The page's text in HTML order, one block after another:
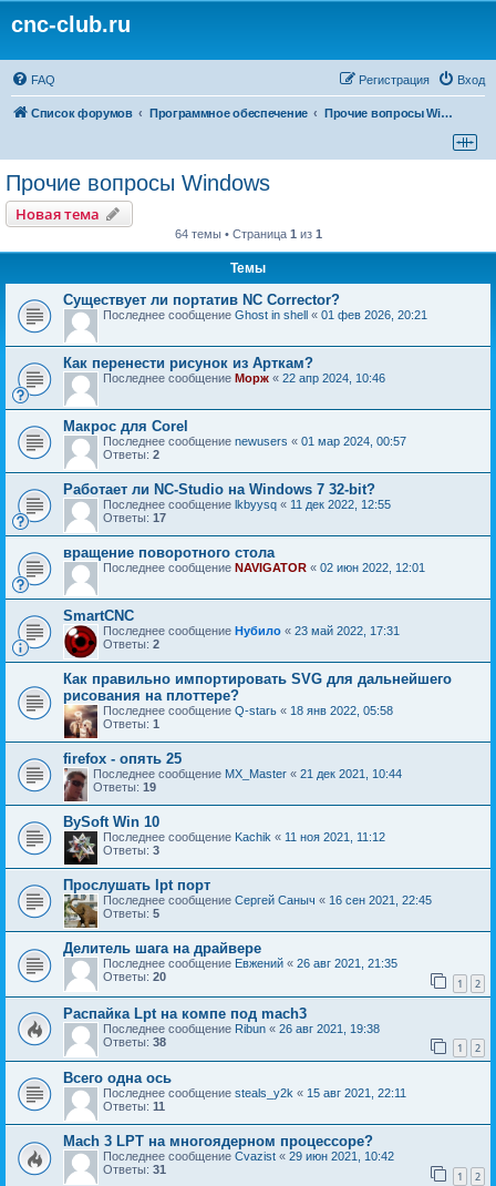
cnc-club.ru
FAQ Вход
Регистрация
Список форумов Программное обеспечение Прочие вопросы Windows
Прочие вопросы Windows
Новая тема
64 темы • Страница 1 из 1
Темы
Существует ли портатив NC Corrector?
Последнее сообщение Ghost in shell « 01 фев 2026, 20:21
Как перенести рисунок из Арткам?
Последнее сообщение Морж « 22 апр 2024, 10:46
Макрос для Corel
Последнее сообщение newusers « 01 мар 2024, 00:57
Ответы: 2
Работает ли NC-Studio на Windows 7 32-bit?
Последнее сообщение lkbyysq « 11 дек 2022, 12:55
Ответы: 17
вращение поворотного стола
Последнее сообщение NAVIGATOR « 02 июн 2022, 12:01
SmartCNC
Последнее сообщение Нубило « 23 май 2022, 17:31
Ответы: 2
Как правильно импортировать SVG для дальнейшего
рисования на плоттере?
Последнее сообщение Q-starь « 18 янв 2022, 05:58
Ответы: 1
firefox - опять 25
Последнее сообщение MX_Master « 21 дек 2021, 10:44
Ответы: 19
BySoft Win 10
Последнее сообщение Kachik « 11 ноя 2021, 11:12
Ответы: 3
Прослушать lpt порт
Последнее сообщение Сергей Саныч « 16 сен 2021, 22:45
Ответы: 5
Делитель шага на драйвере
Последнее сообщение Евжений « 26 авг 2021, 21:35
Ответы: 20 1 2
Распайка Lpt на компе под mach3
Последнее сообщение Ribun « 26 авг 2021, 19:38
Ответы: 38 1 2
Всего одна ось
Последнее сообщение steals_y2k « 15 авг 2021, 22:11
Ответы: 11
Mach 3 LPT на многоядерном процессоре?
Последнее сообщение Cvazist « 29 июн 2021, 10:42
Ответы: 31 1 2